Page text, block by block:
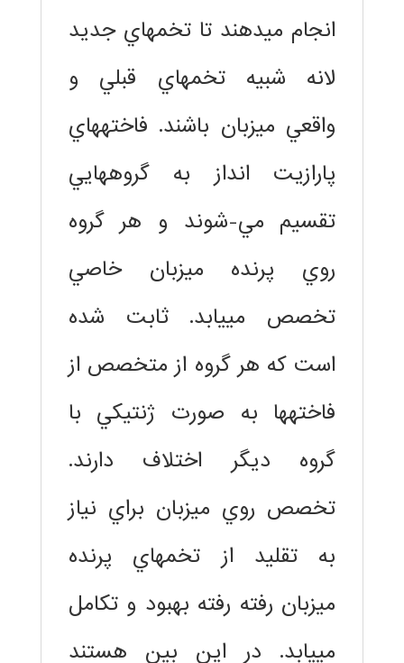
انجام ميدهند تا تخمهاي جديد
لانه شبيه تخمهاي قبلي و
واقعي ميزبان باشند. فاختههاي
پارازيت انداز به گروههايي
تقسيم مي-شوند و هر گروه
روي پرنده ميزبان خاصي
تخصص مييابد. ثابت شده
است كه هر گروه از متخصص از
فاختهها به صورت ژنتيكي با
گروه ديگر اختلاف دارند.
تخصص روي ميزبان براي نياز
به تقليد از تخمهاي پرنده
ميزبان رفته رفته بهبود و تكامل
مييابد. در اين بين هستند